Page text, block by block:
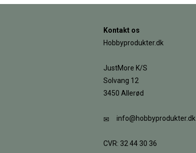
Kontakt os
Hobbyprodukter.dk
JustMore K/S
Solvang 12
3450 Allerød
info@hobbyprodukter.dk
CVR: 32 44 30 36